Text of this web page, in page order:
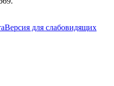
Версия для слабовидящих